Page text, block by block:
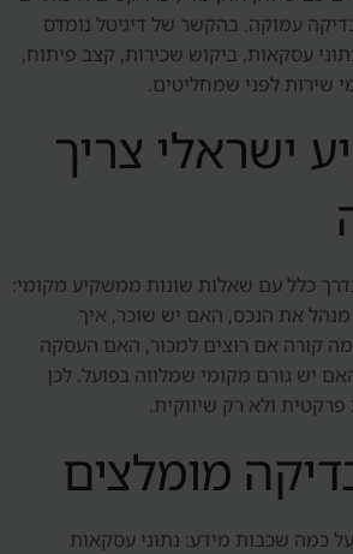
עמוקה. בהקשר של דיגיטל נומדס
עסקאות, ביקוש שכירות, קצב פיתוח,
שירות לפני שמחליטים.
ישראלי צריך
כלל עם שאלות שונות ממשקיע מקומי:
את הנכס, האם יש שוכר, איך
קורה אם רוצים למכור, האם העסקה
יש גורם מקומי שמלווה בפועל. לכן
ולא רק שיווקית.
מומלצים
כמה שכבות מידע: נתוני עסקאות